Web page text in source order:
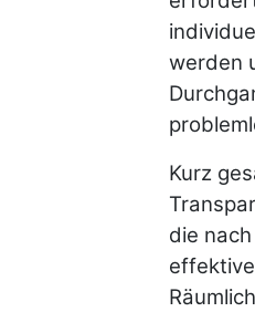
werden
Kurz
die